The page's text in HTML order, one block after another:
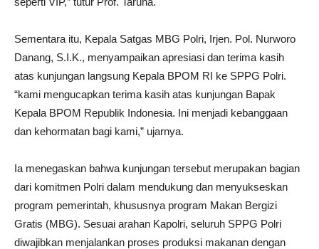
Sementara itu, Kepala Satgas MBG Polri, Irjen. Pol. Nurworo
Danang, S.I.K., menyampaikan apresiasi dan terima kasih
atas kunjungan langsung Kepala BPOM RI ke SPPG Polri.
“kami mengucapkan terima kasih atas kunjungan Bapak
Kepala BPOM Republik Indonesia. Ini menjadi kebanggaan
dan kehormatan bagi kami,” ujarnya.
Ia menegaskan bahwa kunjungan tersebut merupakan bagian
dari komitmen Polri dalam mendukung dan menyukseskan
program pemerintah, khususnya program Makan Bergizi
Gratis (MBG). Sesuai arahan Kapolri, seluruh SPPG Polri
diwajibkan menjalankan proses produksi makanan dengan